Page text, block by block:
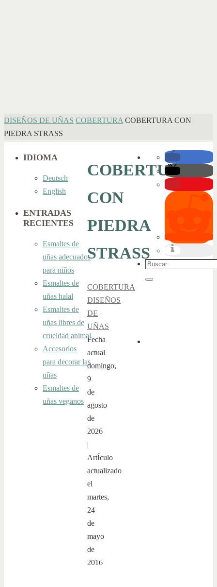
INICIO
DISEÑOS DE UÑAS COBERTURA COBERTURA CON
PIEDRA STRASS
COBERTURA
CON
PIEDRA
STRASS
COBERTURA,
DISEÑOS
DE
UÑAS
Fecha
actual
domingo,
9
de
agosto
de
2026
|
ArtÍculo
actualizado
el
martes,
24
de
mayo
de
2016
IDIOMA
Deutsch
English
ENTRADAS
RECIENTES
Esmaltes de
uñas adecuados
para niños
Esmaltes de
uñas halal
Esmaltes de
uñas libres de
crueldad animal
Accesorios
para decorar las
uñas
Esmaltes de
uñas veganos
Buscar:
Buscar